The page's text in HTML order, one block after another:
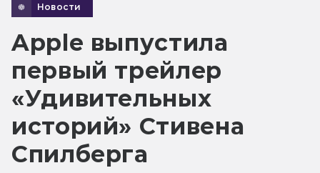
Новости
Apple выпустила
первый трейлер
«Удивительных
историй» Стивена
Спилберга